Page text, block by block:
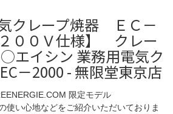
クレープ焼器 ＥＣ－
００Ｖ仕様】 クレー
イシン 業務用電気ク
－2000 - 無限堂東京店
限定モデル
使い心地などをご紹介いただいておりま